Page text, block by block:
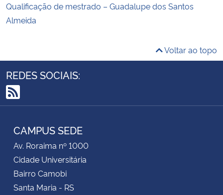
Qualificação de mestrado – Guadalupe dos Santos
Almeida
Voltar ao topo
REDES SOCIAIS:
RSS
CAMPUS SEDE
Av. Roraima nº 1000
Cidade Universitária
Bairro Camobi
Santa Maria - RS